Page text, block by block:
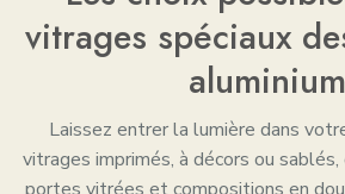
vitrages spéciaux
aluminium
Laissez entrer la lumière dans
vitrages imprimés, à décors ou